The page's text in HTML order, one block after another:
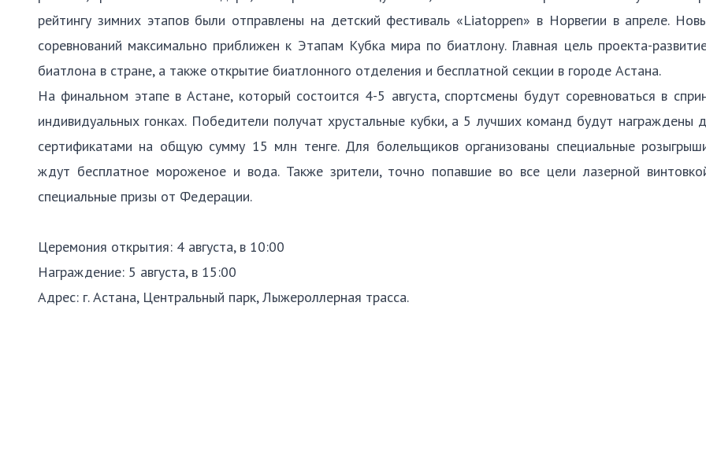
рейтингу зимних этапов были отправлены на детский фестиваль «Liatoppen» в Норвегии в апреле.
соревнований максимально приближен к Этапам Кубка мира по биатлону. Главная цель проекта-
биатлона в стране, а также открытие биатлонного отделения и бесплатной секции в городе Астана.
На финальном этапе в Астане, который состоится 4-5 августа, спортсмены будут соревноваться в
индивидуальных гонках. Победители получат хрустальные кубки, а 5 лучших команд будут награждены
сертификатами на общую сумму 15 млн тенге. Для болельщиков организованы специальные
ждут бесплатное мороженое и вода. Также зрители, точно попавшие во все цели лазерной
специальные призы от Федерации.
Церемония открытия: 4 августа, в 10:00
Награждение: 5 августа, в 15:00
Адрес: г. Астана, Центральный парк, Лыжероллерная трасса.